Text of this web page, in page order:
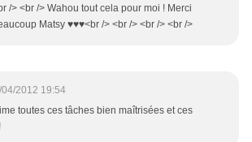
/> <br /> Wahou tout cela pour moi ! Merci
Matsy ♥♥♥<br /> <br /> <br /> <br />
04/2012 19:54
toutes ces tâches bien maîtrisées et ces